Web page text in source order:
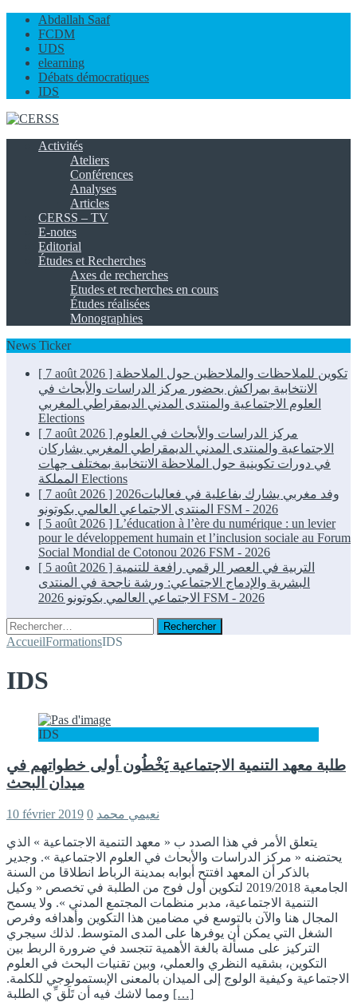
Abdallah Saaf
FCDM
UDS
elearning
Débats démocratiques
IDS
Activités
Ateliers
Conférences
Analyses
Articles
CERSS – TV
E-notes
Editorial
Études et Recherches
Axes de recherches
Etudes et recherches en cours
Études réalisées
Monographies
News Ticker
[ 7 août 2026 ] تكوين للملاحظات والملاحظين حول الملاحظة
الانتخابية بمراكش بحضور مركز الدراسات والأبحاث في
العلوم الاجتماعية والمنتدى المدني الديمقراطي المغربي
Elections
[ 7 août 2026 ] مركز الدراسات والأبحاث في العلوم
الاجتماعية والمنتدى المدني الديمقراطي المغربي يشاركان
في دورات تكوينية حول الملاحظة الانتخابية بمختلف جهات
Elections
[ 7 août 2026 ] 2026وفد مغربي يشارك بفاعلية في فعاليات
FSM - 2026
[ 5 août 2026 ] L’éducation à l’ère du numérique : un levier
pour le développement humain et l’inclusion sociale au Forum
Social Mondial de Cotonou 2026 FSM - 2026
[ 5 août 2026 ] التربية في العصر الرقمي رافعة للتنمية
البشرية والإدماج الاجتماعي: ورشة ناجحة في المنتدى
FSM - 2026
Rechercher :
AccueilFormationsIDS
IDS
IDS
طلبة معھد التنمیة الاجتماعیة یَخْطُون أولى خطواتھم في
میدان البحث
10 février 2019 نعیمي محمد 0
یتعلق الأمر في ھذا الصدد ب « معھد التنمیة الاجتماعیة » الذي
یحتضنه « مركز الدراسات والأبحاث في العلوم الاجتماعیة ». وجدیر
بالذكر أن المعھد افتتح أبوابه بمدینة الرباط انطلاقا من السنة
الجامعیة 2019/2018 لتكوین أول فوج من الطلبة في تخصص « وكیل
التنمیة الاجتماعیة، مدبر منظمات المجتمع المدني ». ولا یسمح
المجال ھنا والآن بالتوسع في مضامین ھذا التكوین وأھدافه وفرص
الشغل التي یمكن أن یوفرھا على المدى المتوسط. لذلك سیجري
التركیز على مسألة بالغة الأھمیة تتجسد في ضرورة الربط بین
التكوین، بشقیه النظري والعملي، وبین تقنیات البحث في العلوم
الاجتماعیة وكیفیة الولوج إلى المیدان بالمعنى الإبستمولوجي للكلمة.
[…]